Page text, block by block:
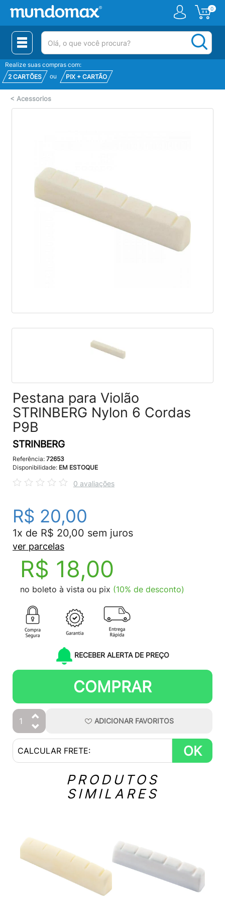
0
(pesquisar)
Realize suas compras com:
2 CARTÕES
ou PIX + CARTÃO
< Acessorios
Pestana para Violão
STRINBERG Nylon 6 Cordas
P9B
STRINBERG
Referência: 72653
Disponibilidade: EM ESTOQUE
0 avaliações
R$ 20,00
1x de R$ 20,00 sem juros
ver parcelas
R$ 18,00
no boleto à vista ou pix (10% de desconto)
RECEBER ALERTA DE PREÇO
COMPRAR
ADICIONAR FAVORITOS
OK
PRODUTOS
SIMILARES